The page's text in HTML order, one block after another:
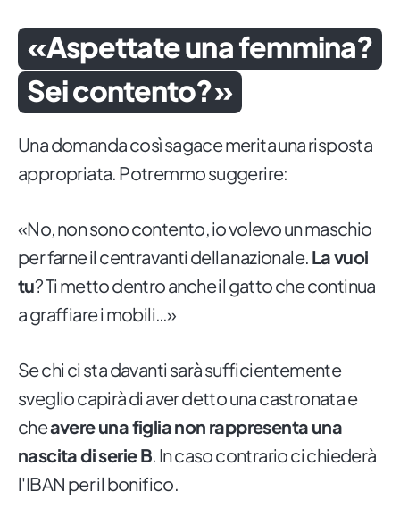
«Aspettate una femmina?
Sei contento?»
Una domanda così sagace merita una risposta
appropriata. Potremmo suggerire:
«No, non sono contento, io volevo un maschio
per farne il centravanti della nazionale. La vuoi
tu? Ti metto dentro anche il gatto che continua
a graffiare i mobili…»
Se chi ci sta davanti sarà sufficientemente
sveglio capirà di aver detto una castronata e
cheavere una figlia non rappresenta una
nascita di serie B. In caso contrario ci chiederà
l'IBAN per il bonifico.